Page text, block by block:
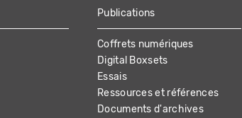
Publications
Coffrets numériques
Digital Boxsets
Essais
Ressources et références
Documents d'archives